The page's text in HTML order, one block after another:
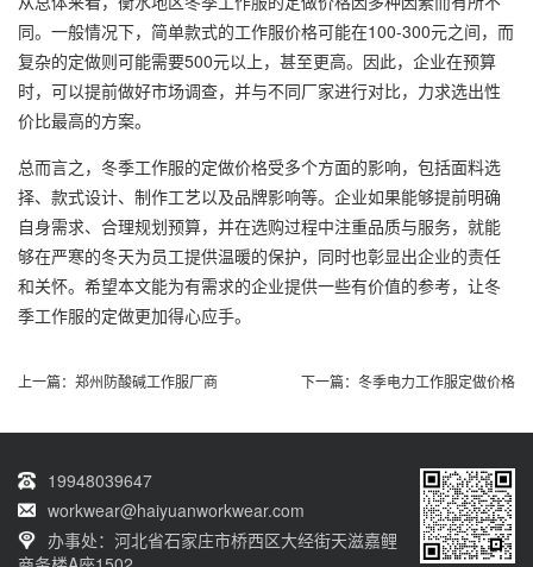
同。一般情况下，简单款式的工作服价格可能在100-300元之间，而
复杂的定做则可能需要500元以上，甚至更高。因此，企业在预算
时，可以提前做好市场调查，并与不同厂家进行对比，力求选出性
价比最高的方案。
总而言之，冬季工作服的定做价格受多个方面的影响，包括面料选
择、款式设计、制作工艺以及品牌影响等。企业如果能够提前明确
自身需求、合理规划预算，并在选购过程中注重品质与服务，就能
够在严寒的冬天为员工提供温暖的保护，同时也彰显出企业的责任
和关怀。希望本文能为有需求的企业提供一些有价值的参考，让冬
季工作服的定做更加得心应手。
上一篇： 郑州防酸碱工作服厂商 下一篇： 冬季电力工作服定做价格
19948039647
workwear@haiyuanworkwear.com
办事处：河北省石家庄市桥西区大经街天滋嘉鲤